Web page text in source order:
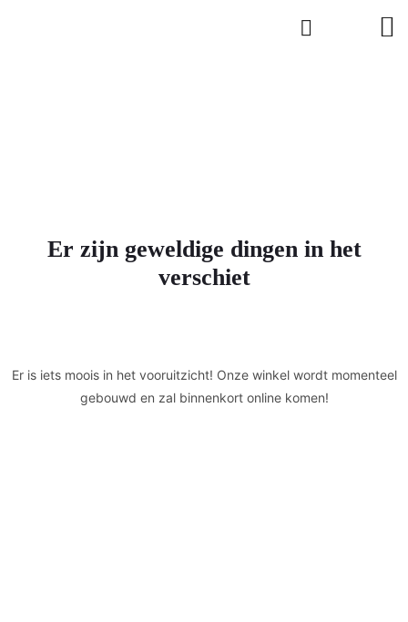
Er zijn geweldige dingen in het
verschiet
Er is iets moois in het vooruitzicht! Onze winkel wordt momenteel
gebouwd en zal binnenkort online komen!